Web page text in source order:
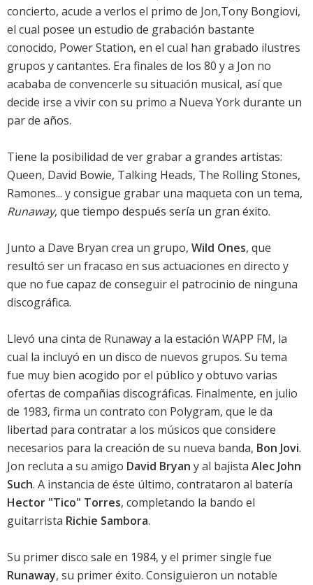
concierto, acude a verlos el primo de Jon,Tony Bongiovi,
el cual posee un estudio de grabación bastante
conocido, Power Station, en el cual han grabado ilustres
grupos y cantantes. Era finales de los 80 y a Jon no
acababa de convencerle su situación musical, así que
decide irse a vivir con su primo a Nueva York durante un
par de años.
Tiene la posibilidad de ver grabar a grandes artistas:
Queen, David Bowie, Talking Heads, The Rolling Stones,
Ramones... y consigue grabar una maqueta con un tema,
Runaway, que tiempo después sería un gran éxito.
Junto a Dave Bryan crea un grupo, Wild Ones, que
resultó ser un fracaso en sus actuaciones en directo y
que no fue capaz de conseguir el patrocinio de ninguna
discográfica.
Llevó una cinta de Runaway a la estación WAPP FM, la
cual la incluyó en un disco de nuevos grupos. Su tema
fue muy bien acogido por el público y obtuvo varias
ofertas de compañias discográficas. Finalmente, en julio
de 1983, firma un contrato con Polygram, que le da
libertad para contratar a los músicos que considere
necesarios para la creación de su nueva banda, Bon Jovi.
Jon recluta a su amigo David Bryan y al bajista Alec John
Such. A instancia de éste último, contrataron al batería
Hector "Tico" Torres, completando la bando el
guitarrista Richie Sambora.
Su primer disco sale en 1984, y el primer single fue
Runaway, su primer éxito. Consiguieron un notable